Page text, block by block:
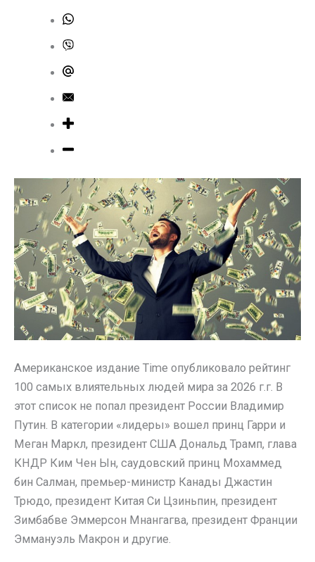
Американское издание Time опубликовало рейтинг
100 самых влиятельных людей мира за 2026 г.г. В
этот список не попал президент России Владимир
Путин. В категории «лидеры» вошел принц Гарри и
Меган Маркл, президент США Дональд Трамп, глава
КНДР Ким Чен Ын, саудовский принц Мохаммед
бин Салман, премьер-министр Канады Джастин
Трюдо, президент Китая Си Цзиньпин, президент
Зимбабве Эммерсон Мнангагва, президент Франции
Эммануэль Макрон и другие.